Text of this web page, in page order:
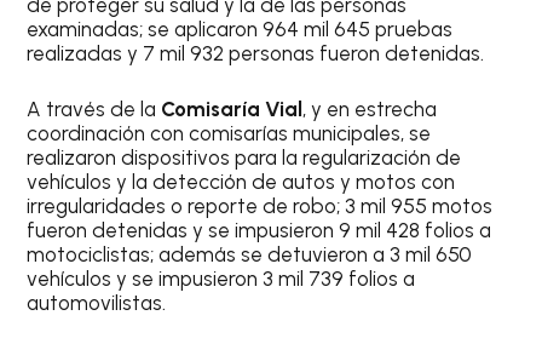
de proteger su salud y la de las personas
examinadas; se aplicaron 964 mil 645 pruebas
realizadas y 7 mil 932 personas fueron detenidas.
A través de la Comisaría Vial, y en estrecha
coordinación con comisarías municipales, se
realizaron dispositivos para la regularización de
vehículos y la detección de autos y motos con
irregularidades o reporte de robo; 3 mil 955 motos
fueron detenidas y se impusieron 9 mil 428 folios a
motociclistas; además se detuvieron a 3 mil 650
vehículos y se impusieron 3 mil 739 folios a
automovilistas.